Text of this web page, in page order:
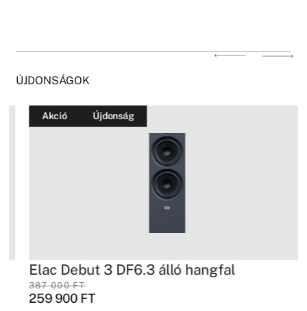
ÚJDONSÁGOK
Akció Újdonság
Elac Debut 3 DF6.3 álló hangfal
387 000FT
259 900FT